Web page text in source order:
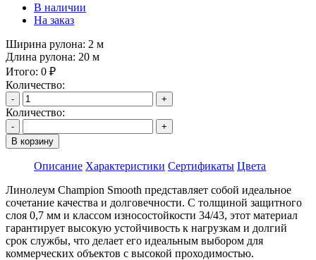
В наличии
На заказ
Ширина рулона: 2 м
Длина рулона: 20 м
Итого: 0 ₽
Количество:
- +
Количество:
-
+
В корзину
Описание Характеристики Сертификаты Цвета
Линолеум Champion Smooth представляет собой идеальное
сочетание качества и долговечности. С толщиной защитного
слоя 0,7 мм и классом износостойкости 34/43, этот материал
гарантирует высокую устойчивость к нагрузкам и долгий
срок службы, что делает его идеальным выбором для
коммерческих объектов с высокой проходимостью.